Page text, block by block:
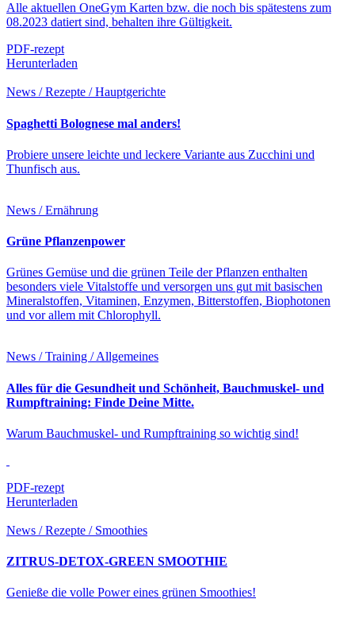
Alle aktuellen OneGym Karten bzw. die noch bis spätestens zum
08.2023 datiert sind, behalten ihre Gültigkeit.
PDF-rezept
Herunterladen
News / Rezepte / Hauptgerichte
Spaghetti Bolognese mal anders!
Probiere unsere leichte und leckere Variante aus Zucchini und
Thunfisch aus.
News / Ernährung
Grüne Pflanzenpower
Grünes Gemüse und die grünen Teile der Pflanzen enthalten
besonders viele Vitalstoffe und versorgen uns gut mit basischen
Mineralstoffen, Vitaminen, Enzymen, Bitterstoffen, Biophotonen
und vor allem mit Chlorophyll.
News / Training / Allgemeines
Alles für die Gesundheit und Schönheit, Bauchmuskel- und
Rumpftraining: Finde Deine Mitte.
Warum Bauchmuskel- und Rumpftraining so wichtig sind!
PDF-rezept
Herunterladen
News / Rezepte / Smoothies
ZITRUS-DETOX-GREEN SMOOTHIE
Genieße die volle Power eines grünen Smoothies!